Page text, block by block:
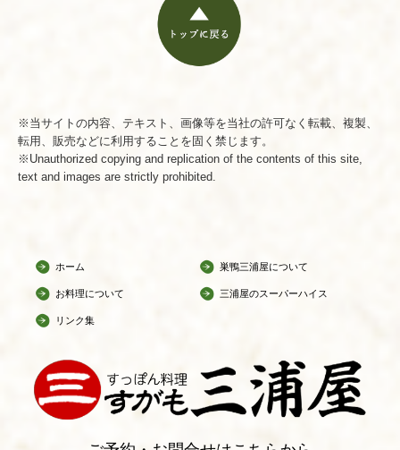
※当サイトの内容、テキスト、画像等を当社の許可なく転載、複製、
転用、販売などに利用することを固く禁じます。
※Unauthorized copying and replication of the contents of this site,
text and images are strictly prohibited.
ホーム 巣鴨三浦屋について
お料理について 三浦屋のスーパーハイスープ
リンク集